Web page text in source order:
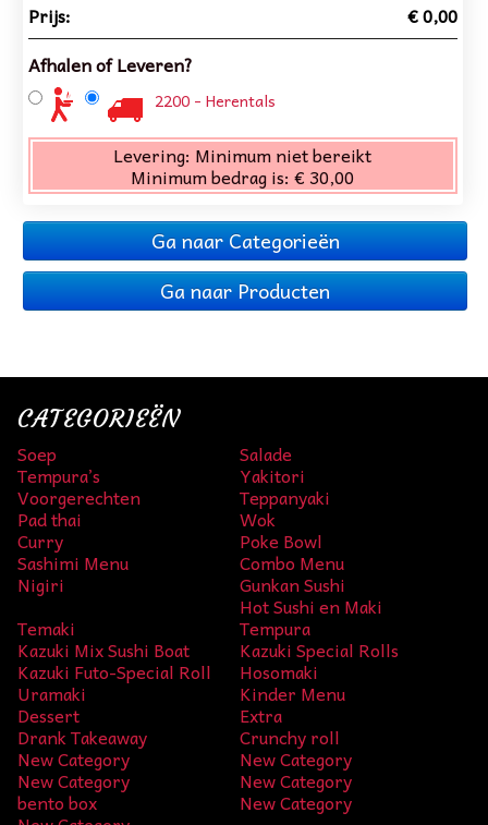
Prijs:
€ 0,00
Afhalen of Leveren?
2200 - Herentals
Levering: Minimum niet bereikt
Minimum bedrag is:€ 30,00
Ga naar Categorieën
Ga naar Producten
CATEGORIEËN
Soep Salade
Tempura’s Yakitori
Voorgerechten Teppanyaki
Pad thai Wok
Curry Poke Bowl
Sashimi Menu Combo Menu
Nigiri
Gunkan Sushi
Temaki
Hot Sushi en Maki
Tempura
Kazuki Mix Sushi Boat Kazuki Special Rolls
Kazuki Futo-Special Roll Hosomaki
Uramaki Kinder Menu
Dessert Extra
Drank Takeaway Crunchy roll
New Category New Category
New Category New Category
bento box New Category